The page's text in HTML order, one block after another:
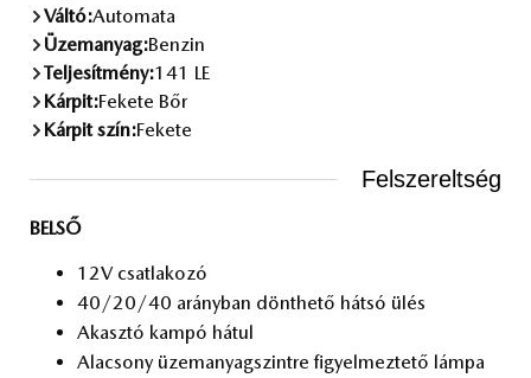
Váltó:Automata
Üzemanyag:Benzin
Teljesítmény:141 LE
Kárpit:Fekete Bőr
Kárpit szín:Fekete
Felszereltség
BELSŐ
12V csat­la­ko­zó
40/20/40 arány­ban dönt­he­tő hát­só ülés
Akasz­tó kam­pó há­tul
Ala­csony üzem­anyag­szint­re fi­gyel­mez­te­tő lám­pa